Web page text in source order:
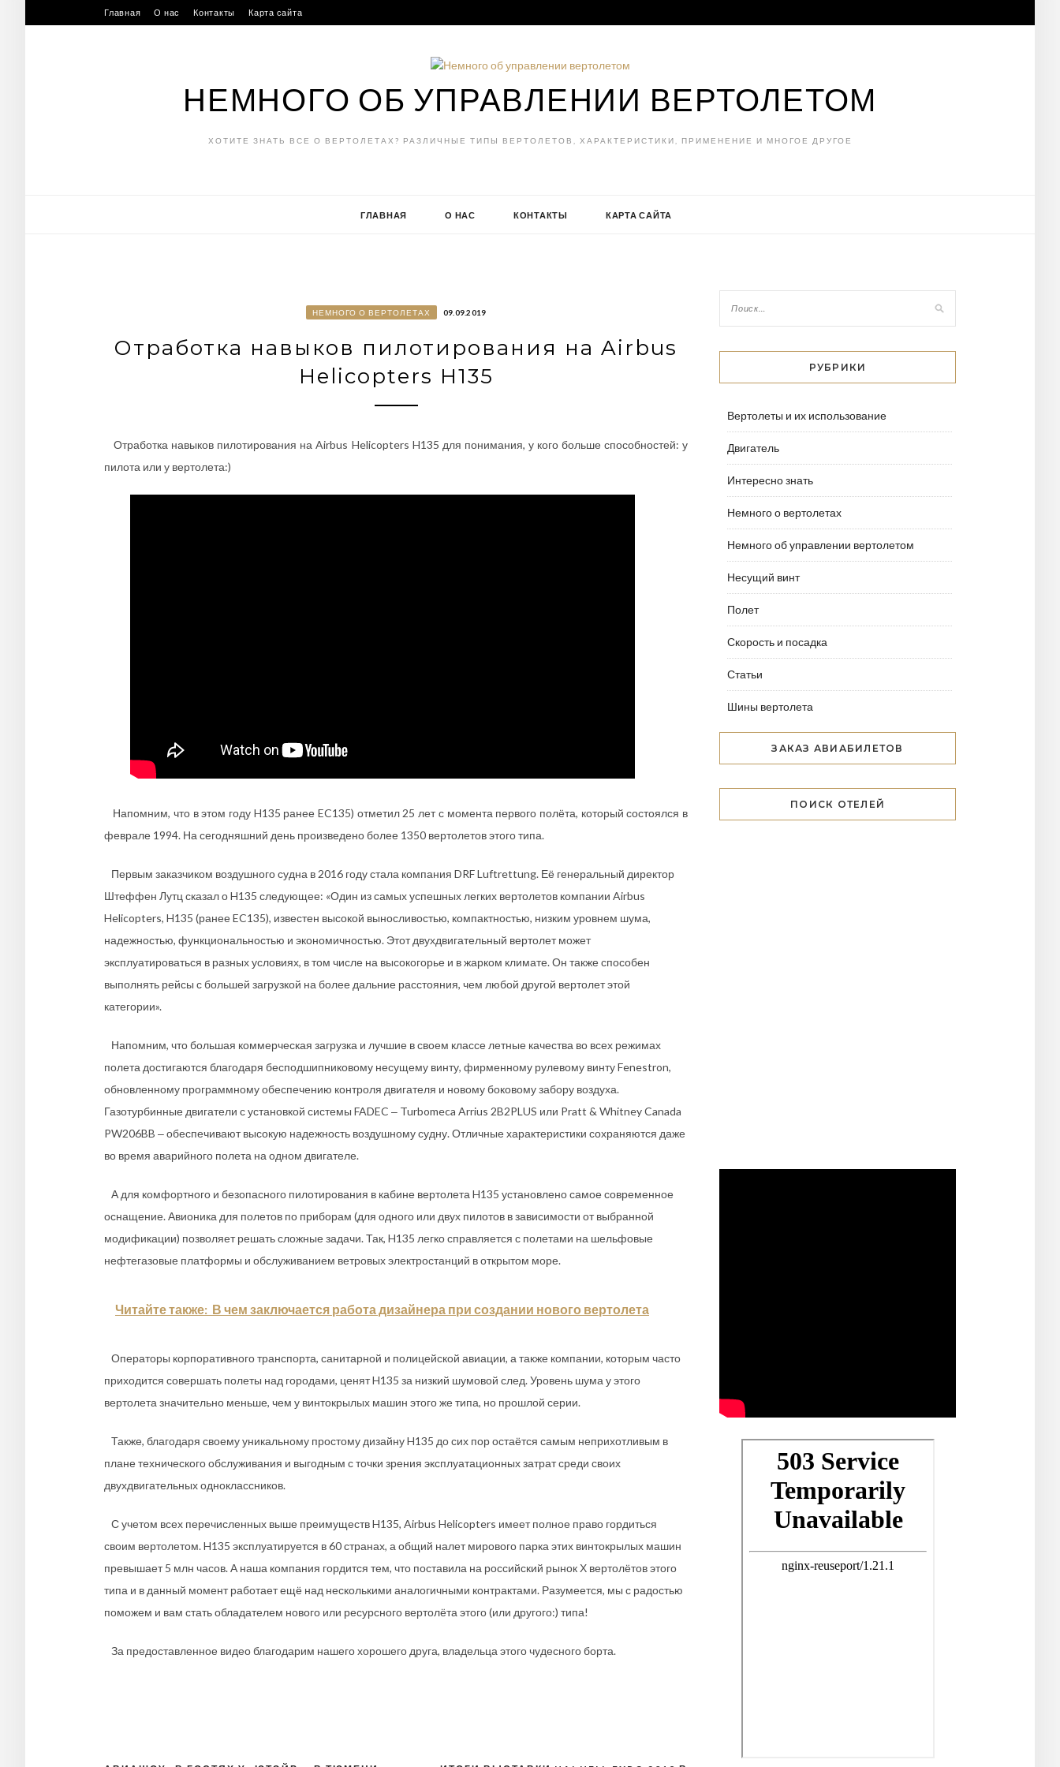
to
Главная О нас Контакты Карта сайта
НЕМНОГО ОБ УПРАВЛЕНИИ ВЕРТОЛЕТОМ
ХОТИТЕ ЗНАТЬ ВСЕ О ВЕРТОЛЕТАХ? РАЗЛИЧНЫЕ ТИПЫ ВЕРТОЛЕТОВ, ХАРАКТЕРИСТИКИ, ПРИМЕНЕНИЕ И МНОГОЕ ДРУГОЕ
ГЛАВНАЯ О НАС КОНТАКТЫ КАРТА САЙТА
НЕМНОГО О ВЕРТОЛЕТАХ 09.09.2019
Отработка навыков пилотирования на Airbus
Helicopters H135
Отработка навыков пилотирования на Airbus Helicopters H135 для понимания, у кого больше способностей: у
пилота или у вертолета:)
Напомним, что в этом году H135 ранее EC135) отметил 25 лет с момента первого полёта, который состоялся в
феврале 1994. На сегодняшний день произведено более 1350 вертолетов этого типа.
Первым заказчиком воздушного судна в 2016 году стала компания DRF Luftrettung. Её генеральный директор
Штеффен Лутц сказал о H135 следующее: «Один из самых успешных легких вертолетов компании Airbus
Helicopters, H135 (ранее EC135), известен высокой выносливостью, компактностью, низким уровнем шума,
надежностью, функциональностью и экономичностью. Этот двухдвигательный вертолет может
эксплуатироваться в разных условиях, в том числе на высокогорье и в жарком климате. Он также способен
выполнять рейсы с большей загрузкой на более дальние расстояния, чем любой другой вертолет этой
категории».
Напомним, что большая коммерческая загрузка и лучшие в своем классе летные качества во всех режимах
полета достигаются благодаря бесподшипниковому несущему винту, фирменному рулевому винту Fenestron,
обновленному программному обеспечению контроля двигателя и новому боковому забору воздуха.
Газотурбинные двигатели с установкой системы FADEC ‒ Turbomeca Arrius 2B2PLUS или Pratt & Whitney Canada
PW206BB ‒ обеспечивают высокую надежность воздушному судну. Отличные характеристики сохраняются даже
во время аварийного полета на одном двигателе.
А для комфортного и безопасного пилотирования в кабине вертолета H135 установлено самое современное
оснащение. Авионика для полетов по приборам (для одного или двух пилотов в зависимости от выбранной
модификации) позволяет решать сложные задачи. Так, H135 легко справляется с полетами на шельфовые
нефтегазовые платформы и обслуживанием ветровых электростанций в открытом море.
Читайте также: В чем заключается работа дизайнера при создании нового вертолета
Операторы корпоративного транспорта, санитарной и полицейской авиации, а также компании, которым часто
приходится совершать полеты над городами, ценят H135 за низкий шумовой след. Уровень шума у этого
вертолета значительно меньше, чем у винтокрылых машин этого же типа, но прошлой серии.
Также, благодаря своему уникальному простому дизайну H135 до сих пор остаётся самым неприхотливым в
плане технического обслуживания и выгодным с точки зрения эксплуатационных затрат среди своих
двухдвигательных одноклассников.
С учетом всех перечисленных выше преимуществ H135, Airbus Helicopters имеет полное право гордиться
своим вертолетом. H135 эксплуатируется в 60 странах, а общий налет мирового парка этих винтокрылых машин
превышает 5 млн часов. А наша компания гордится тем, что поставила на российский рынок Х вертолётов этого
типа и в данный момент работает ещё над несколькими аналогичными контрактами. Разумеется, мы с радостью
поможем и вам стать обладателем нового или ресурсного вертолёта этого (или другого:) типа!
За предоставленное видео благодарим нашего хорошего друга, владельца этого чудесного борта.
РУБРИКИ
Вертолеты и их использование
Двигатель
Интересно знать
Немного о вертолетах
Немного об управлении вертолетом
Несущий винт
Полет
Скорость и посадка
Статьи
Шины вертолета
ЗАКАЗ АВИАБИЛЕТОВ
ПОИСК ОТЕЛЕЙ